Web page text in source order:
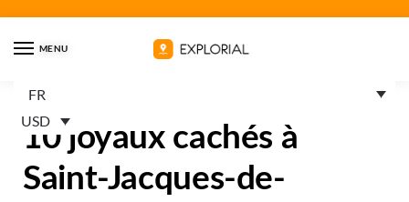
MENU
FR
USD
10 joyaux cachés à
Saint-Jacques-de-